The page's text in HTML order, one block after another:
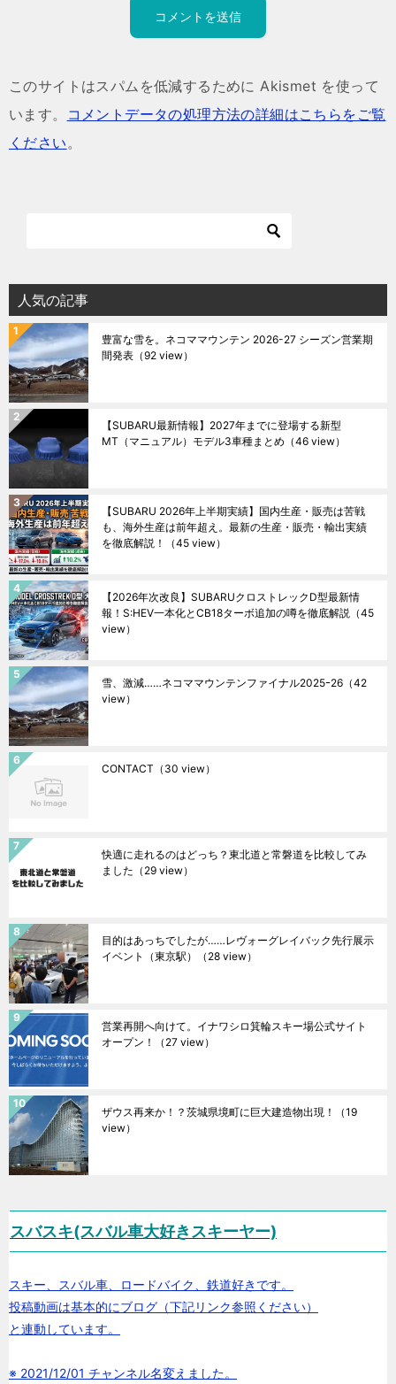
このサイトはスパムを低減するために Akismet を使って
います。
コメントデータの処理方法の詳細はこちらをご覧
ください。
人気の記事
豊富な雪を。ネコママウンテン 2026-27 シーズン営業期
間発表 （92 view）
【SUBARU最新情報】2027年までに登場する新型
MT（マニュアル）モデル3車種まとめ （46 view）
【SUBARU 2026年上半期実績】国内生産・販売は苦戦
も、海外生産は前年超え。最新の生産・販売・輸出実績
を徹底解説！
（45 view）
【2026年次改良】SUBARUクロストレックD型最新情
報！S:HEV一本化とCB18ターボ追加の噂を徹底解説 （45
view）
雪、激減……ネコママウンテンファイナル2025ｰ26 （42
view）
CONTACT （30 view）
快適に走れるのはどっち？東北道と常磐道を比較してみ
ました （29 view）
目的はあっちでしたが……レヴォーグレイバック先行展示
イベント（東京駅）
（28 view）
営業再開へ向けて。イナワシロ箕輪スキー場公式サイト
オープン！
（27 view）
ザウス再来か！？茨城県境町に巨大建造物出現！
（19
view）
スバスキ(スバル車大好きスキーヤー)
スキー、スバル車、ロードバイク、鉄道好きです。
投稿動画は基本的にブログ（下記リンク参照ください）
と連動しています。
※ 2021/12/01 チャンネル名変えました。